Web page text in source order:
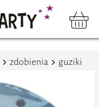
zdobienia guziki